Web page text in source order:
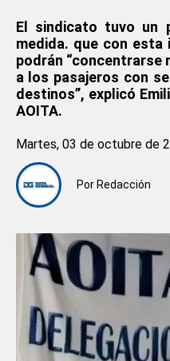
El sindicato tuvo un
medida. que con esta
podrán “concentrarse
a los pasajeros con
destinos”, explicó
AOITA.
Por Redacción
Martes, 03 de octubre de